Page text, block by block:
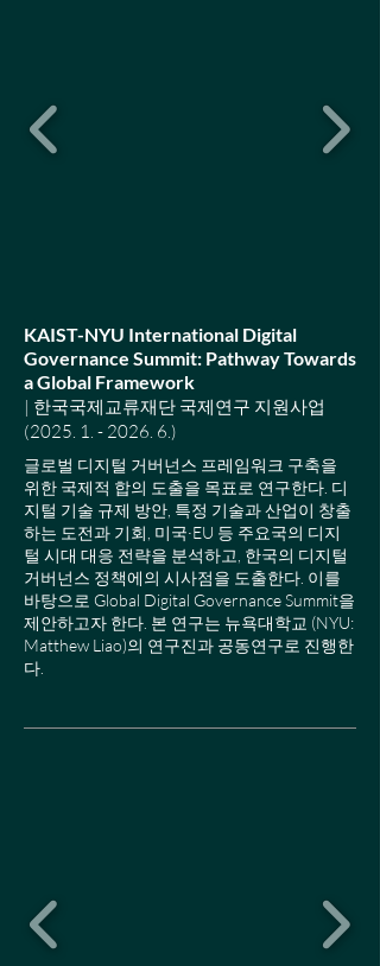
KAIST-NYU International Digital
Governance Summit: Pathway Towards
a Global Framework
| 한국국제교류재단 국제연구 지원사업
(2025. 1. - 2026. 6.)
글로벌 디지털 거버넌스 프레임워크 구축을
위한 국제적 합의 도출을 목표로 연구한다. 디
지털 기술 규제 방안, 특정 기술과 산업이 창출
하는 도전과 기회, 미국·EU 등 주요국의 디지
털 시대 대응 전략을 분석하고, 한국의 디지털
거버넌스 정책에의 시사점을 도출한다. 이를
바탕으로 Global Digital Governance Summit을
제안하고자 한다. 본 연구는 뉴욕대학교 (NYU:
Matthew Liao)의 연구진과 공동연구로 진행한
다.